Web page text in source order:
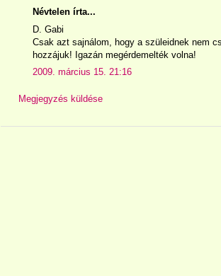
Névtelen írta...
D. Gabi
Csak azt sajnálom, hogy a szüleidnek nem
hozzájuk! Igazán megérdemelték volna!
2009. március 15. 21:16
Megjegyzés küldése